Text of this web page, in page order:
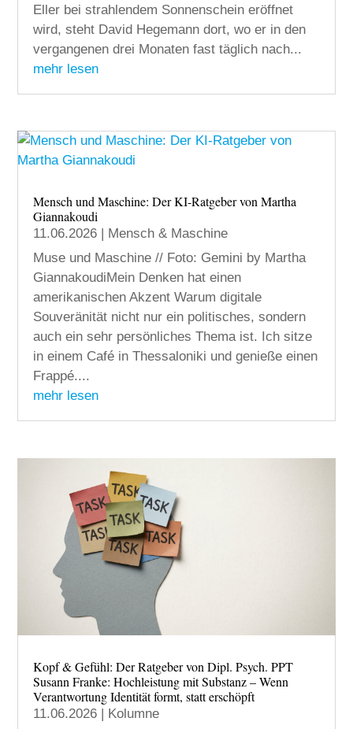
Eller bei strahlendem Sonnenschein eröffnet
wird, steht David Hegemann dort, wo er in den
vergangenen drei Monaten fast täglich nach...
mehr lesen
Mensch und Maschine: Der KI-Ratgeber von Martha
Giannakoudi
11.06.2026
Mensch & Maschine
Muse und Maschine // Foto: Gemini by Martha
GiannakoudiMein Denken hat einen
amerikanischen Akzent Warum digitale
Souveränität nicht nur ein politisches, sondern
auch ein sehr persönliches Thema ist. Ich sitze
in einem Café in Thessaloniki und genieße einen
Frappé....
mehr lesen
Kopf & Gefühl: Der Ratgeber von Dipl. Psych. PPT
Susann Franke: Hochleistung mit Substanz – Wenn
Verantwortung Identität formt, statt erschöpft
11.06.2026 | Kolumne